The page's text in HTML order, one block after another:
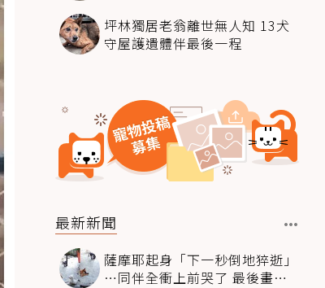
坪林獨居老翁離世無人知 13犬
守屋護遺體伴最後一程
最新新聞
薩摩耶起身「下一秒倒地猝逝」
…同伴全衝上前哭了 最後畫面